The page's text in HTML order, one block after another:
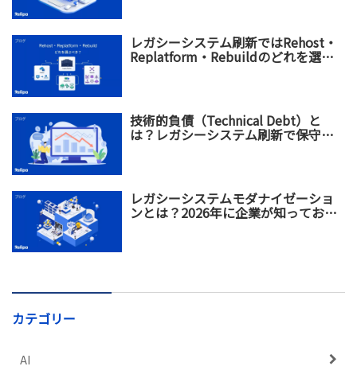
レガシーシステム刷新ではRehost・
Replatform・Rebuildのどれを選ぶ
技術的負債（Technical Debt）と
は？レガシーシステム刷新で保守コ
レガシーシステムモダナイゼーショ
ンとは？2026年に企業が知っておく
カテゴリー
AI